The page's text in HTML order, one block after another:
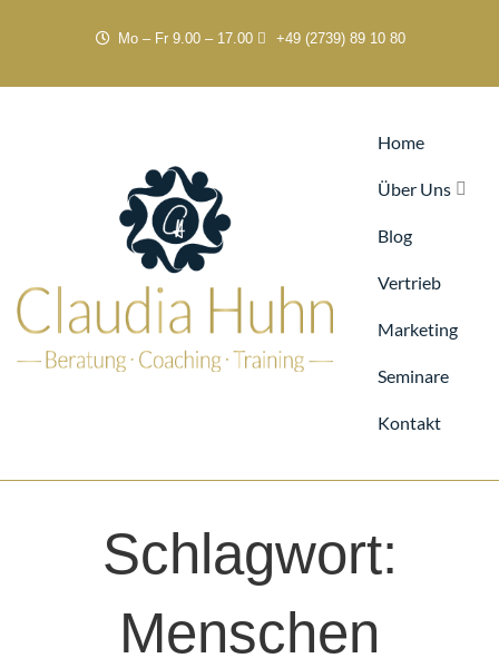
Mo – Fr 9.00 – 17.00 +49 (2739) 89 10 80
Home
Über Uns
Blog
Vertrieb
Marketing
Seminare
Kontakt
Schlagwort:
Menschen